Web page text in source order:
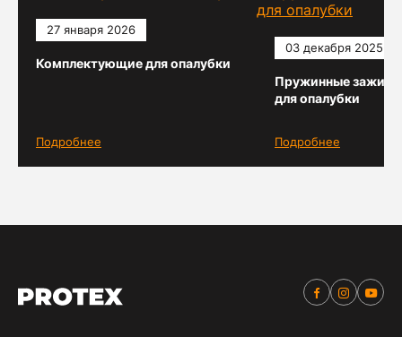
27 января 2026
Комплектующие для опалубки
Подробнее
03 декабря 2025
Пружинные
для опалубки
Подробнее